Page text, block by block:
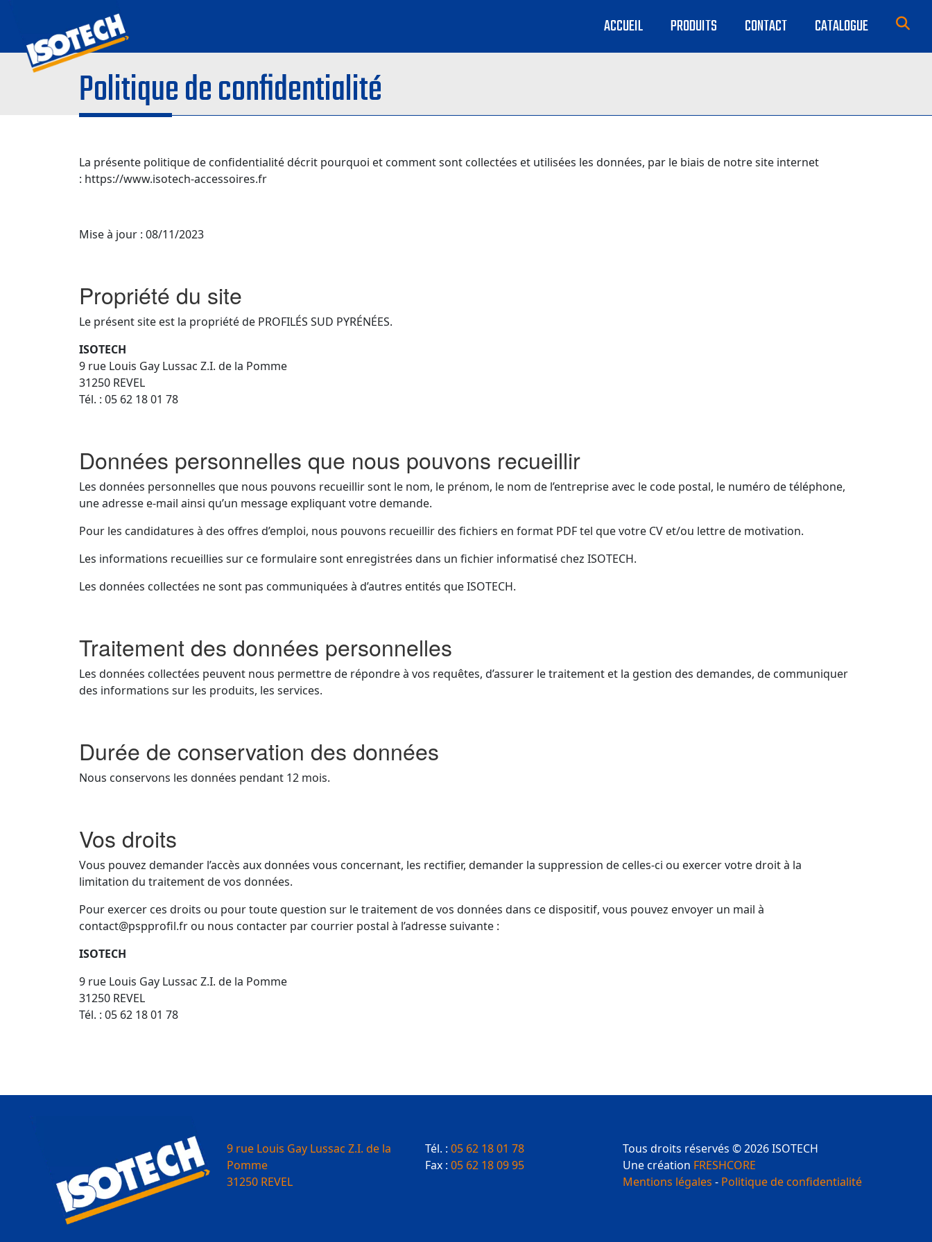
ACCUEIL PRODUITS CONTACT CATALOGUE
Politique de confidentialité
La présente politique de confidentialité décrit pourquoi et comment sont collectées et utilisées les données, par le biais de notre site internet
: https://www.isotech-accessoires.fr
Mise à jour : 08/11/2023
Propriété du site
Le présent site est la propriété de PROFILÉS SUD PYRÉNÉES.
ISOTECH
9 rue Louis Gay Lussac Z.I. de la Pomme
31250 REVEL
Tél. : 05 62 18 01 78
Données personnelles que nous pouvons recueillir
Les données personnelles que nous pouvons recueillir sont le nom, le prénom, le nom de l’entreprise avec le code postal, le numéro de téléphone,
une adresse e-mail ainsi qu’un message expliquant votre demande.
Pour les candidatures à des offres d’emploi, nous pouvons recueillir des fichiers en format PDF tel que votre CV et/ou lettre de motivation.
Les informations recueillies sur ce formulaire sont enregistrées dans un fichier informatisé chez ISOTECH.
Les données collectées ne sont pas communiquées à d’autres entités que ISOTECH.
Traitement des données personnelles
Les données collectées peuvent nous permettre de répondre à vos requêtes, d’assurer le traitement et la gestion des demandes, de communiquer
des informations sur les produits, les services.
Durée de conservation des données
Nous conservons les données pendant 12 mois.
Vos droits
Vous pouvez demander l’accès aux données vous concernant, les rectifier, demander la suppression de celles-ci ou exercer votre droit à la
limitation du traitement de vos données.
Pour exercer ces droits ou pour toute question sur le traitement de vos données dans ce dispositif, vous pouvez envoyer un mail à
contact@pspprofil.fr ou nous contacter par courrier postal à l’adresse suivante :
ISOTECH
9 rue Louis Gay Lussac Z.I. de la Pomme
31250 REVEL
Tél. : 05 62 18 01 78
9 rue Louis Gay Lussac Z.I. de la
Pomme
31250 REVEL
Tél. : 05 62 18 01 78
Fax : 05 62 18 09 95
Tous droits réservés © 2026 ISOTECH
Une création FRESHCORE
Mentions légales - Politique de confidentialité